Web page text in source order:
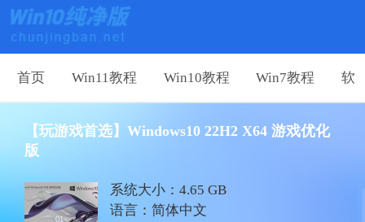
首页 Win11教程 Win10教程 Win7教程 软
【玩游戏首选】Windows10 22H2 X64 游戏优化
版
系统大小：4.65 GB
语言：简体中文